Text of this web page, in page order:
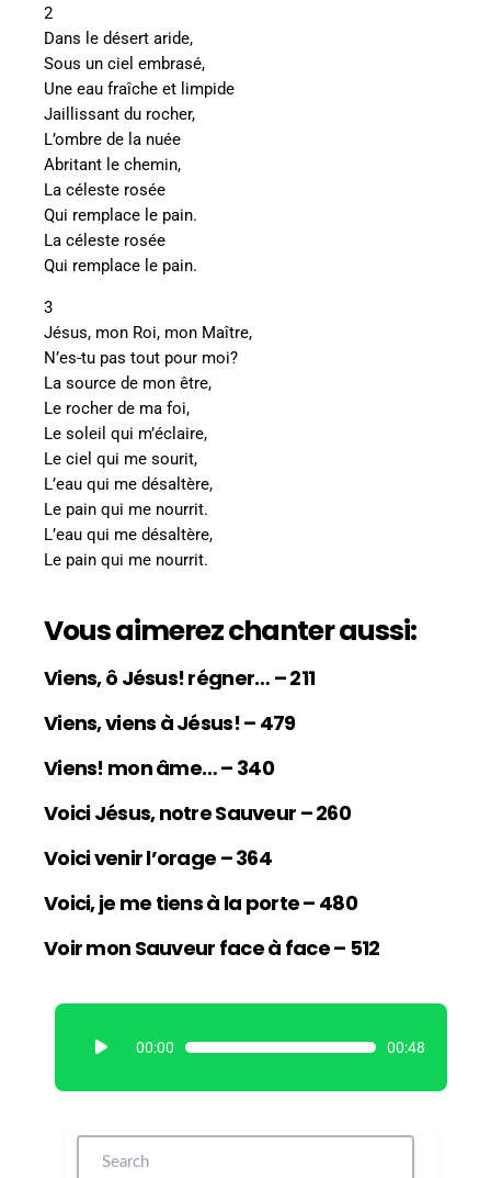
2
Dans le désert aride,
Sous un ciel embrasé,
Une eau fraîche et limpide
Jaillissant du rocher,
L’ombre de la nuée
Abritant le chemin,
La céleste rosée
Qui remplace le pain.
La céleste rosée
Qui remplace le pain.
3
Jésus, mon Roi, mon Maître,
N’es-tu pas tout pour moi?
La source de mon être,
Le rocher de ma foi,
Le soleil qui m’éclaire,
Le ciel qui me sourit,
L’eau qui me désaltère,
Le pain qui me nourrit.
L’eau qui me désaltère,
Le pain qui me nourrit.
Vous aimerez chanter aussi:
Viens, ô Jésus! régner… – 211
Viens, viens à Jésus! – 479
Viens! mon âme… – 340
Voici Jésus, notre Sauveur – 260
Voici venir l’orage – 364
Voici, je me tiens à la porte – 480
Voir mon Sauveur face à face – 512
c
e
00:00 00:48